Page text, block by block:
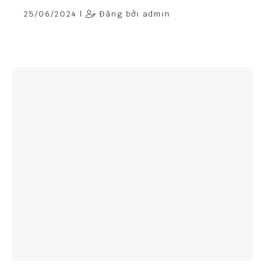
25/06/2024 | Đăng bởi admin